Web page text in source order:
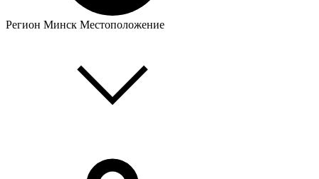
Регион Минск Местоположение